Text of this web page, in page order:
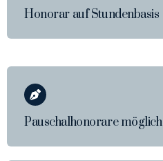
Honorar auf Stundenbasis
Pauschalhonorare möglich